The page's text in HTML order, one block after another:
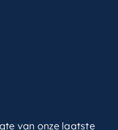
van onze laatste